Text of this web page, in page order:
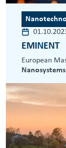
EMINENT
European